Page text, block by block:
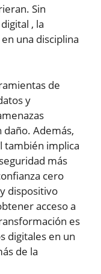
Sin
digital , la
una disciplina
de
y
daño. Además,
también implica
más
cero
dispositivo
acceso a
es
digitales en un
de la